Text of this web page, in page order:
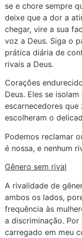
se e chore sempre
deixe que a dor a
chegar, vire a sua
voz a Deus. Siga o
prática diária de
rivais a Deus.
Corações
Deus. Eles se
escarnecedores
escolheram o
Podemos reclamar
é nossa, e nenhum
Gênero sem rival
A rivalidade de
ambos os lados,
frequência às
a discriminação.
carregado em meu